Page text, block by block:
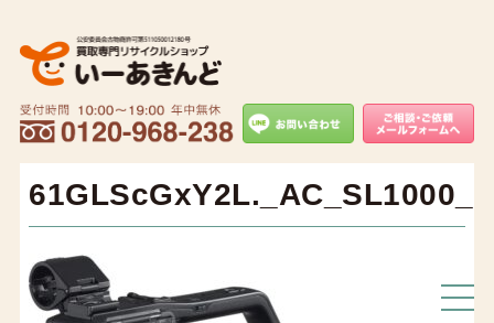
61GLScGxY2L._AC_SL1000_